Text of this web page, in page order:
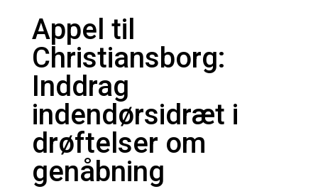
Appel til
Christiansborg:
Inddrag
indendørsidræt i
drøftelser om
genåbning